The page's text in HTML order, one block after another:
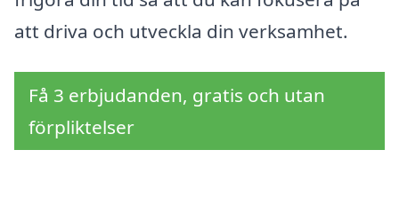
att driva och utveckla din verksamhet.
Få 3 erbjudanden, gratis och utan
förpliktelser